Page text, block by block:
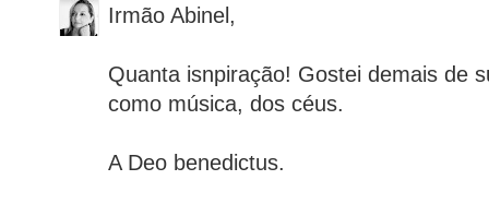
Irmão Abinel,
Quanta isnpiração! Gostei demais de
como música, dos céus.
A Deo benedictus.